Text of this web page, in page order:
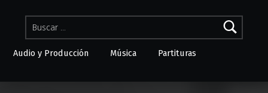
Buscar:
Audio y Producción Música Partituras